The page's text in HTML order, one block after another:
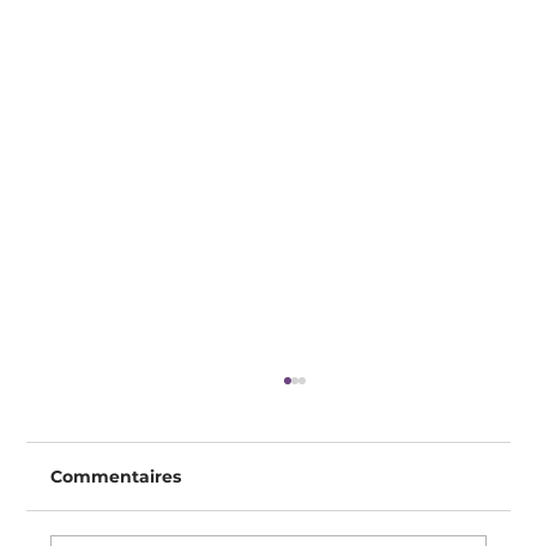
Commentaires